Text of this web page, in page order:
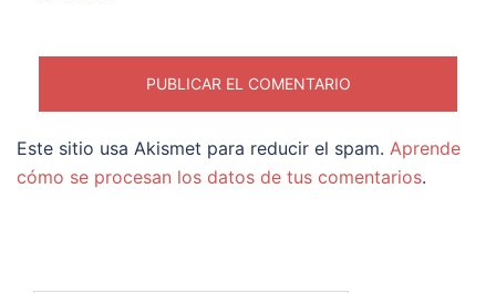
Este sitio usa Akismet para reducir el spam. Aprende
cómo se procesan los datos de tus comentarios.